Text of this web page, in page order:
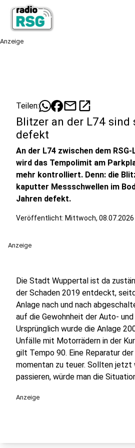
Anzeige
Teilen: mailopen_in_new
Blitzer an der L74 sind
defekt
An der L74 zwischen dem
wird das Tempolimit am
mehr kontrolliert. Denn: die
kaputter Messschwellen im
Jahren defekt.
Veröffentlicht: Mittwoch, 08.07.2026
Anzeige
Die Stadt Wuppertal ist da
der Schaden 2019 entdeckt,
Anlage nach und nach
auf die Gewohnheit der Auto-
Ursprünglich wurde die Anlage
Unfälle mit Motorrädern in der
gilt Tempo 90. Eine Reparatur
momentan zu teuer. Sollten jetzt
passieren, würde man die
Anzeige